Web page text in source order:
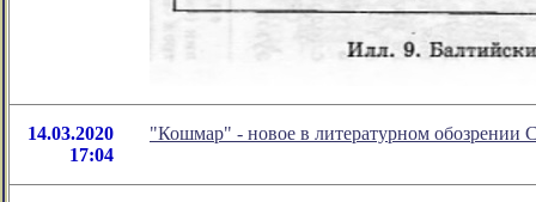
14.03.2020
17:04
"Кошмар" - новое в литературном обозрении